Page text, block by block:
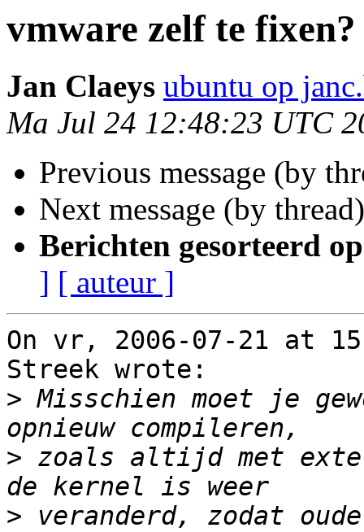
vmware zelf te fixen?
Jan Claeys ubuntu op
Ma Jul 24 12:48:23 UTC
Previous message (by
Next message (by
Berichten gesorteerd
] [ auteur ]
On vr, 2006-07-21 at
Streek wrote:
> Misschien moet je
> zoals altijd met
> veranderd, zodat